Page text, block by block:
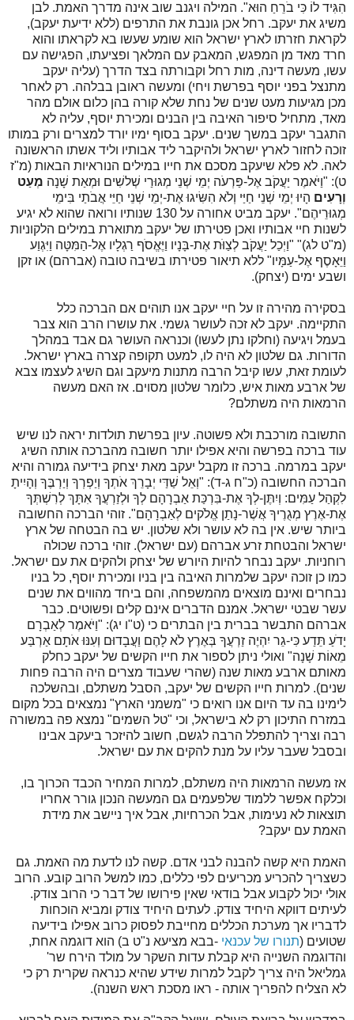
הִגִּיד לוֹ כִּי בֹרֵחַ הוּא". המילה ויגנב שוב אינה מדרך האמת. לבן
משיג את יעקב. רחל אכן גונבת את התרפים (ללא ידיעת יעקב),
לקראת חזרתו לארץ ישראל הוא שומע שעשו בא לקראתו והוא
חרד מאד מן המפגש, המאבק עם המלאך ופציעתו, הפגישה עם
עשו, מעשה דינה, מות רחל וקבורתה בצד הדרך (עליה יעקב
מתנצל בפני יוסף בפרשת ויחי) ומעשה ראובן בבלהה. רק לאחר
מכן מגיעות מעט שנים של נחת שלא קורה בהן כלום אולם מהר
מאד, מתחיל סיפור האיבה בין הבנים ומכירת יוסף, עליה לא
התגבר יעקב במשך שנים. יעקב בסוף ימיו יורד למצרים ורק במותו
זוכה לחזור לארץ ישראל ולהיקבר ליד אבותיו וליד אשתו הראשונה
לאה. לא פלא שיעקב מסכם את חייו במילים הנוראיות הבאות (מ"ז
ט): "וַיֹּאמֶר יַעֲקֹב אֶל-פַּרְעֹה יְמֵי שְׁנֵי מְגוּרַי שְׁלשִׁים וּמְאַת שָׁנָה מְעַט
וְרָעִים הָיוּ יְמֵי שְׁנֵי חַיַּי וְלֹא הִשִּׂיגוּ אֶת-יְמֵי שְׁנֵי חַיֵּי אֲבֹתַי בִּימֵי
מְגוּרֵיהֶם". יעקב מביט אחורה על 130 שנותיו ורואה שהוא לא יגיע
לשנות חיי אבותיו ואכן פטירתו של יעקב מתוארת במילים הלקוניות
(מ"ט לג)" "וַיְכַל יַעֲקֹב לְצַוֹּת אֶת-בָּנָיו וַיֶּאֱסֹף רַגְלָיו אֶל-הַמִּטָּה וַיִּגְוַע
וַיֵּאָסֶף אֶל-עַמָּיו" ללא תיאור פטירתו בשיבה טובה (אברהם) או זקן
ושבע ימים (יצחק).
בסקירה מהירה זו על חיי יעקב אנו תוהים אם הברכה כלל
התקיימה. יעקב לא זכה לעושר גשמי. את עושרו הרב הוא צבר
בעמל ויגיעה (וחלקו נתן לעשו) וכנראה העושר גם אבד במהלך
הדורות. גם שלטון לא היה לו, למעט תקופה קצרה בארץ ישראל.
לעומת זאת, עשו קיבל הרבה מתנות מיעקב וגם השיג לעצמו צבא
של ארבע מאות איש, כלומר שלטון מסוים. אז האם מעשה
הרמאות היה משתלם?
התשובה מורכבת ולא פשוטה. עיון בפרשת תולדות יראה לנו שיש
עוד ברכה בפרשה והיא אפילו יותר חשובה מהברכה אותה השיג
יעקב במרמה. ברכה זו מקבל יעקב מאת יצחק בידיעה גמורה והיא
הברכה החשובה (כ"ח ג-ד): "וְאֵל שַׁדַּי יְבָרֵךְ אֹתְךָ וְיַפְרְךָ וְיַרְבֶּךָ וְהָיִיתָ
לִקְהַל עַמִּים: וְיִתֶּן-לְךָ אֶת-בִּרְכַּת אַבְרָהָם לְךָ וּלְזַרְעֲךָ אִתָּךְ לְרִשְׁתְּךָ
אֶת-אֶרֶץ מְגֻרֶיךָ אֲשֶׁר-נָתַן אֱלֹקים לְאַבְרָהָם". זוהי הברכה החשובה
ביותר שיש. אין בה לא עושר ולא שלטון. יש בה הבטחה של ארץ
ישראל והבטחת זרע אברהם (עם ישראל). זוהי ברכה שכולה
רוחניות. יעקב נבחר להיות היורש של יצחק ולהקים את עם ישראל.
כמו כן זוכה יעקב שלמרות האיבה בין בניו ומכירת יוסף, כל בניו
נבחרים ואינם מוצאים מהמשפחה, והם ביחד מהווים את שנים
עשר שבטי ישראל. אמנם הדברים אינם קלים ופשוטים. כבר
אברהם התבשר בברית בין הבתרים כי (ט"ו יג): "וַיֹּאמֶר לְאַבְרָם
יָדֹעַ תֵּדַע כִּי-גֵר יִהְיֶה זַרְעֲךָ בְּאֶרֶץ לֹא לָהֶם וַעֲבָדוּם וְעִנּוּ אֹתָם אַרְבַּע
מֵאוֹת שָׁנָה" ואולי ניתן לספור את חייו הקשים של יעקב כחלק
מאותם ארבע מאות שנה (שהרי שעבוד מצרים היה הרבה פחות
שנים). למרות חייו הקשים של יעקב, הסבל משתלם, ובהשלכה
לימינו בה עד היום אנו רואים כי "משמני הארץ" נמצאים בכל מקום
במזרח התיכון רק לא בישראל, וכי "טל השמים" נמצא פה במשורה
רבה וצריך להתפלל הרבה לגשם, חשוב להיזכר ביעקב אבינו
ובסבל שעבר עליו על מנת להקים את עם ישראל.
אז מעשה הרמאות היה משתלם, למרות המחיר הכבד הכרוך בו,
וכלקח אפשר ללמוד שלפעמים גם המעשה הנכון גורר אחריו
תוצאות לא נעימות, אבל הכרחיות, אבל איך ניישב את מידת
האמת עם יעקב?
האמת היא קשה להבנה לבני אדם. קשה לנו לדעת מה האמת. גם
כשצריך להכריע מכריעים לפי כללים, כמו למשל הרוב קובע. הרוב
אולי יכול לקבוע אבל בודאי שאין פירושו של דבר כי הרוב צודק.
לעיתים דווקא היחיד צודק. לעתים היחיד צודק ומביא הוכחות
לדבריו אך מערכת הכללים מחייבת לפסוק כרוב אפילו בידיעה
שטועים (תנורו של עכנאי -בבא מציעא נ"ט ב) הוא דוגמה אחת,
והדוגמה השנייה היא קבלת עדות השקר על מולד הירח שר'
גמליאל היה צריך לקבל למרות שידע שהיא כנראה שקרית רק כי
לא הצליח להפריך אותה - ראו מסכת ראש השנה).